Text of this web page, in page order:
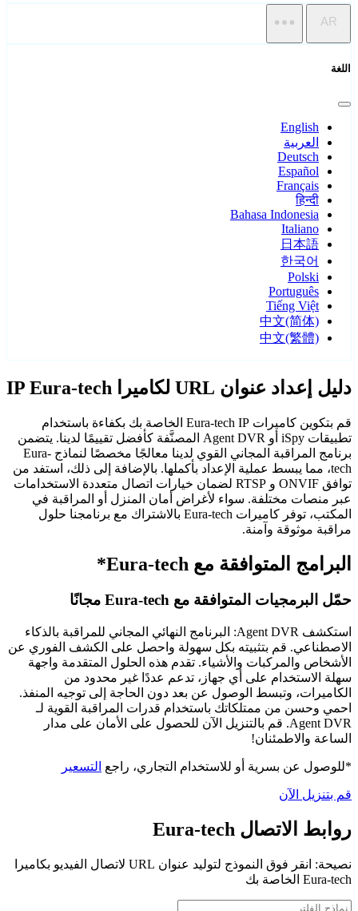
AR
اللغة
English
العربية
Deutsch
Español
Français
हिन्दी
Bahasa Indonesia
Italiano
日本語
한국어
Polski
Português
Tiếng Việt
中文(简体)
中文(繁體)
دليل إعداد عنوان URL لكاميرا IP Eura-tech
قم بتكوين كاميرات Eura-tech IP الخاصة بك بكفاءة باستخدام
تطبيقات iSpy أو Agent DVR المصنَّفة كأفضل تقييمًا لدينا. يتضمن
برنامج المراقبة المجاني القوي لدينا معالجًا مخصصًا لنماذج Eura-
tech، مما يبسط عملية الإعداد بأكملها. بالإضافة إلى ذلك، استفد من
توافق ONVIF و RTSP لضمان خيارات اتصال متعددة الاستخدامات
عبر منصات مختلفة. سواء لأغراض أمان المنزل أو المراقبة في
المكتب، توفر كاميرات Eura-tech بالاشتراك مع برنامجنا حلول
مراقبة موثوقة وآمنة.
البرامج المتوافقة مع Eura-tech*
حمّل البرمجيات المتوافقة مع Eura-tech مجانًا
استكشف Agent DVR: البرنامج النهائي المجاني للمراقبة بالذكاء
الاصطناعي. قم بتثبيته بكل سهولة واحصل على الكشف الفوري عن
الأشخاص والمركبات والأشياء. تقدم هذه الحلول المتقدمة واجهة
سهلة الاستخدام على أي جهاز، تدعم عددًا غير محدود من
الكاميرات، وتبسط الوصول عن بعد دون الحاجة إلى توجيه المنفذ.
احمي وحسن من ممتلكاتك باستخدام قدرات المراقبة القوية لـ
Agent DVR. قم بالتنزيل الآن للحصول على الأمان على مدار
الساعة والاطمئنان!
*للوصول عن بسرية أو للاستخدام التجاري، راجع التسعير
قم بتنزيل الآن
روابط الاتصال Eura-tech
نصيحة: انقر فوق النموذج لتوليد عنوان URL لاتصال الفيديو بكاميرا
Eura-tech الخاصة بك